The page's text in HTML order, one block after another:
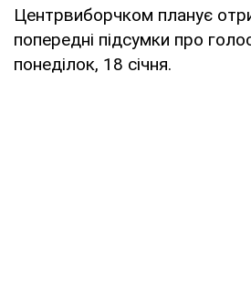
Центрвиборчком планує
попередні підсумки про
понеділок, 18 січня.